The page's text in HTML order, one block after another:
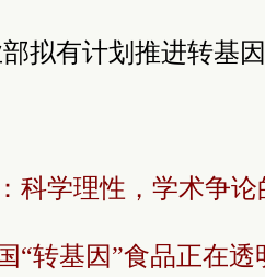
拟有计划推进转基
科学理性，学术争论
“转基因”食品正在透